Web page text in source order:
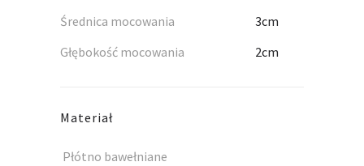
Średnica mocowania
3cm
Głębokość mocowania
2cm
Materiał
Płótno bawełniane